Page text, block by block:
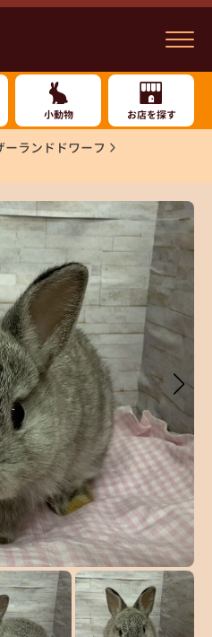
小動物 お店を探す
ーランドドワーフ